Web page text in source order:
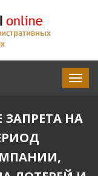
ЗАПРЕТА НА